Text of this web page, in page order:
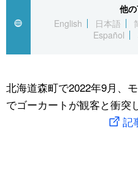
国際
文化
アーカイブ
Japan Data
動画/Live
スポーツ・東京2020
他
English
日本語
Español
北海道森町で2022年9月、
でゴーカートが観客と衝突
記